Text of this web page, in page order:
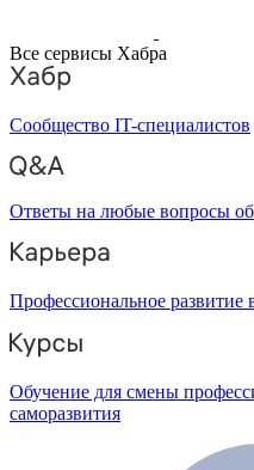
Все сервисы Хабра
Сообщество IT-специалистов
Ответы на любые вопросы
Профессиональное развитие
Обучение для смены
саморазвития